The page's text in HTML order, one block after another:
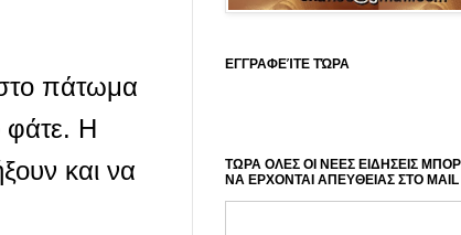
πάτωμα
φάτε. Η
και να
ΕΓΓΡΑΦΕΊΤΕ ΤΏΡΑ
ΤΩΡΑ ΟΛΕΣ ΟΙ ΝΕΕΣ ΕΙΔΗΣΕΙΣ
ΝΑ ΕΡΧΟΝΤΑΙ ΑΠΕΥΘΕΙΑΣ ΣΤΟ